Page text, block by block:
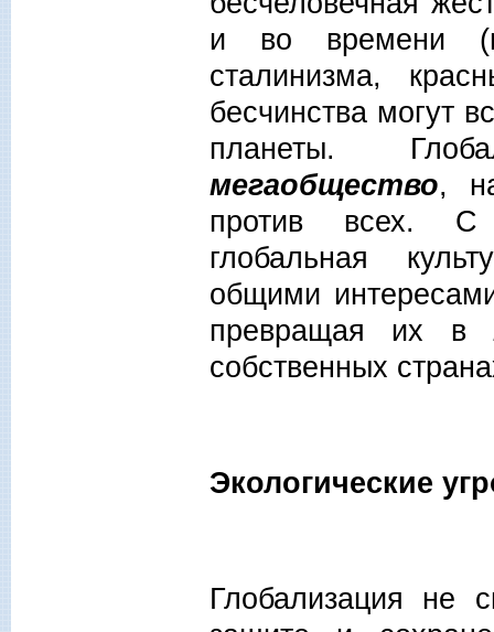
и во времени
сталинизма,
бесчинства могут
планеты.
мегаобщество,
против всех. С
глобальная
общими
превращая их в
собственных
Экологические
Глобализация не